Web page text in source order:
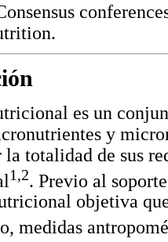
es un
y
totalidad de sus
1,2. Previo al
objetiva
medidas